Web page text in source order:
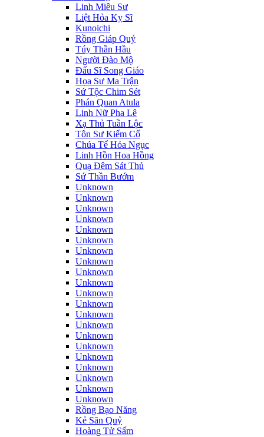
Linh Miêu Sư
Liệt Hỏa Kỵ Sĩ
Kunoichi
Rồng Giáp Quỷ
Túy Thần Hầu
Người Đào Mộ
Đấu Sĩ Song Giáo
Họa Sư Ma Trận
Sứ Tộc Chim Sét
Phán Quan Atula
Linh Nữ Pha Lê
Xạ Thủ Tuần Lộc
Tôn Sư Kiếm Cổ
Chúa Tể Hỏa Ngục
Linh Hồn Hoa Hồng
Quạ Đêm Sát Thủ
Sứ Thần Bướm
Unknown
Unknown
Unknown
Unknown
Unknown
Unknown
Unknown
Unknown
Unknown
Unknown
Unknown
Unknown
Unknown
Unknown
Unknown
Unknown
Unknown
Unknown
Unknown
Unknown
Unknown
Rồng Bạo Năng
Kẻ Săn Quỷ
Hoàng Tử Sấm